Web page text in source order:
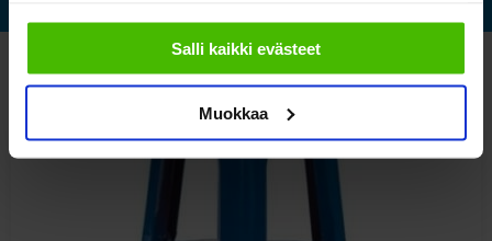
sallimiisi evästeisiin.
Salli kaikki evästeet
Muokkaa
Katso myös nämä